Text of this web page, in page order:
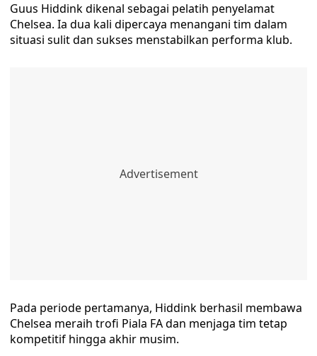
Guus Hiddink dikenal sebagai pelatih penyelamat
Chelsea. Ia dua kali dipercaya menangani tim dalam
situasi sulit dan sukses menstabilkan performa klub.
Pada periode pertamanya, Hiddink berhasil membawa
Chelsea meraih trofi Piala FA dan menjaga tim tetap
kompetitif hingga akhir musim.